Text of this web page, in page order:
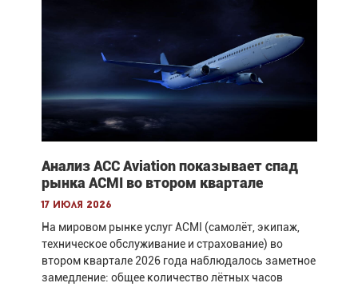
Анализ ACC Aviation показывает спад
рынка ACMI во втором квартале
17 июля 2026
На мировом рынке услуг ACMI (самолёт, экипаж,
техническое обслуживание и страхование) во
втором квартале 2026 года наблюдалось заметное
замедление: общее количество лётных часов